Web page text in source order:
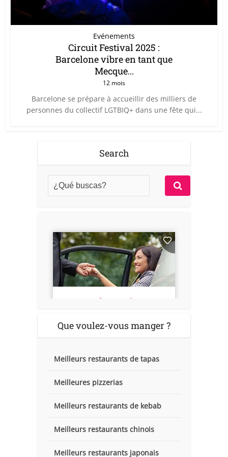
Evénements
Circuit Festival 2025 :
Barcelone vibre en tant que
Mecque...
12 mois
Barcelone se prépare à accueillir des milliers de
personnes du collectif LGTBIQ+ dans une fête qui...
Search
Que voulez-vous manger ?
Meilleurs restaurants de tapas
Meilleures pizzerias
Meilleurs restaurants de kebab
Meilleurs restaurants chinois
Meilleurs restaurants japonais